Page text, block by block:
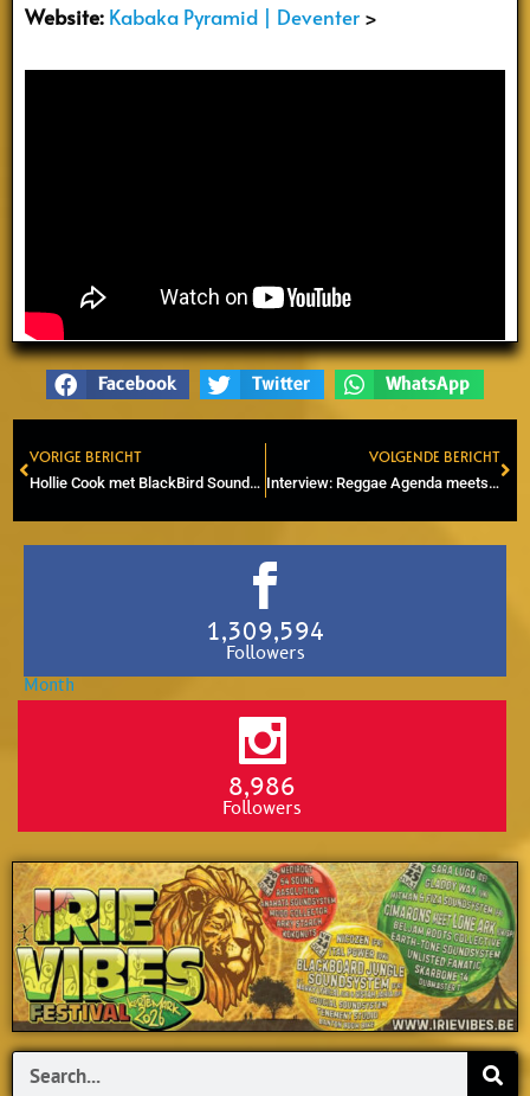
Website: Kabaka Pyramid | Deventer >
Facebook Twitter WhatsApp
Prev
VORIGE BERICHT
Hollie Cook met BlackBird Soundsystem naar Casino in Sint-Niklaas (BE)
VOLGENDE BERICHT
Interview: Reggae Agenda meets Ibex Komodo
1,309,594
Followers
8,986
Followers
Search